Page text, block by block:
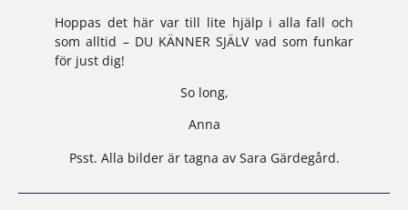
Hoppas det här var till lite hjälp i alla fall och
som alltid – DU KÄNNER SJÄLV vad som funkar
för just dig!
So long,
Anna
Psst. Alla bilder är tagna av Sara Gärdegård.